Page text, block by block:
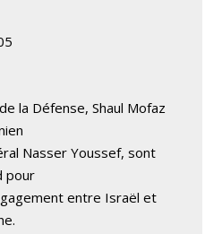
la Défense, Shaul Mofaz
Nasser Youssef, sont
pour
entre Israël et